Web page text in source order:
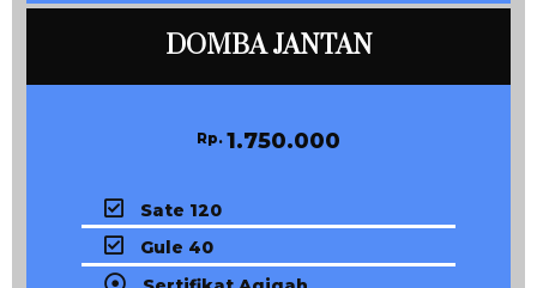
DOMBA JANTAN
Rp. 1.750.000
Sate 120
Gule 40